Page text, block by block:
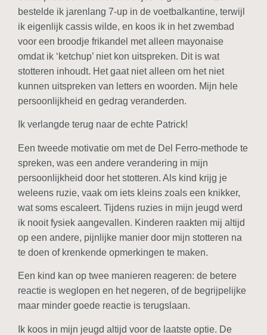
bestelde ik jarenlang 7-up in de voetbalkantine, terwijl
ik eigenlijk cassis wilde, en koos ik in het zwembad
voor een broodje frikandel met alleen mayonaise
omdat ik ‘ketchup’ niet kon uitspreken. Dit is wat
stotteren inhoudt. Het gaat niet alleen om het niet
kunnen uitspreken van letters en woorden. Mijn hele
persoonlijkheid en gedrag veranderden.
Ik verlangde terug naar de echte Patrick!
Een tweede motivatie om met de Del Ferro-methode te
spreken, was een andere verandering in mijn
persoonlijkheid door het stotteren. Als kind krijg je
weleens ruzie, vaak om iets kleins zoals een knikker,
wat soms escaleert. Tijdens ruzies in mijn jeugd werd
ik nooit fysiek aangevallen. Kinderen raakten mij altijd
op een andere, pijnlijke manier door mijn stotteren na
te doen of krenkende opmerkingen te maken.
Een kind kan op twee manieren reageren: de betere
reactie is weglopen en het negeren, of de begrijpelijke
maar minder goede reactie is terugslaan.
Ik koos in mijn jeugd altijd voor de laatste optie. De